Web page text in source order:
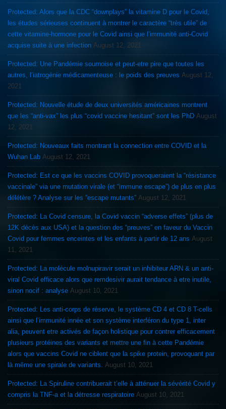
Protected: Alors que la CDC “downplays” la vitamine D pour le Covid,
les études sérieuses continuent à montrer le caractère “très utile” de
cette vitamine-hormone pour le Covid ainsi que l’immunité anti-Covid
acquise suite à une infection August 12, 2021
Protected: Une Pandémie sournoise et peut-etre pire que toutes les
autres, l’iatrogénie médicamenteuse : le poids des preuves August 12,
2021
Protected: Nouvelle étude de deux universités américaines montrent
que les “anti-vax” les plus “covid vaccine hesitant” sont les PhD August
12, 2021
Protected: Nouveaux faits montrant la connection entre COVID et la
Wuhan Lab August 12, 2021
Protected: Est ce que les vaccins COVID provoqueraient la “résistance
vaccinale” via une mutation virale (et “immune escape”) de plus en plus
délétère ? Analyse sur les “escape mutants” August 12, 2021
Protected: La Covid censure, la Covid vaccin “adverse effets” (plus de
12K décès aux USA) et la question des “preuves” en faveur du Vaccin
Covid pour femmes enceintes et les enfants à partir de 12 ans August
11, 2021
Protected: La molécule molnupiravir serait un inhibiteur ARN & un anti-
viral Covid efficace alors que remdesivir aurait tendance à etre inutile,
sinon nocif : analyse August 10, 2021
Protected: Les anti-corps de réserve, le système CD 4 et CD 8 T-cells
ainsi que l’immunité innée et son système interféron du type 1, inter
alia, peuvent etre activés de façon holistique pour contrer efficacement
plusieurs protéines des variants et mettre une fin à cette Pandémie
alors que vaccins Covid ne ciblent que la spike protein, provoquant par
là même une spirale de variants.
August 10, 2021
Protected: La Spiruline contribuerait t’elle à atténuer la sévérité Covid y
compris la TNF-a et la détresse respiratoire August 10, 2021